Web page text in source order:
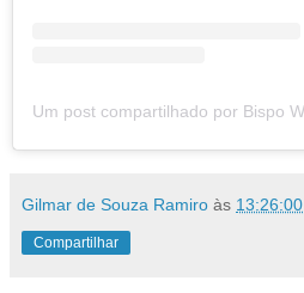
Gilmar de Souza Ramiro às 13:26:00
Compartilhar